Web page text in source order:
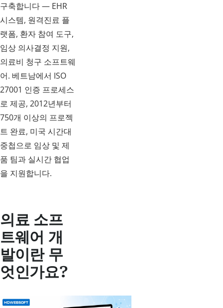
구축합니다 — EHR
시스템, 원격진료 플
랫폼, 환자 참여 도구,
임상 의사결정 지원,
의료비 청구 소프트웨
어. 베트남에서 ISO
27001 인증 프로세스
로 제공, 2012년부터
750개 이상의 프로젝
트 완료, 미국 시간대
중첩으로 임상 및 제
품 팀과 실시간 협업
을 지원합니다.
의료 소프
트웨어 개
발이란 무
엇인가요?